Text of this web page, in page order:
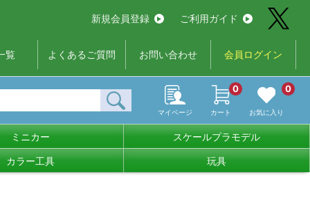
新規会員登録 ご利用ガイド
覧 よくあるご質問 お問い合わせ 会員ログイン
マイページ カート
0
お気に入り
0
ミニカー スケールプラモデル
カラー工具 玩具